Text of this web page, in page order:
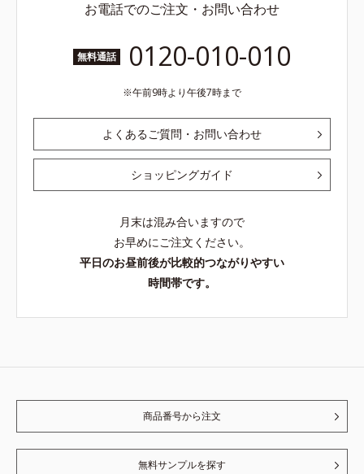
お電話でのご注文・お問い合わせ
無料通話 0120-010-010
午前9時より午後7時まで
よくあるご質問・お問い合わせ
ショッピングガイド
月末は混み合いますので
お早めにご注文ください。
平日のお昼前後が比較的つながりやすい
時間帯です。
商品番号から注文
無料サンプルを探す